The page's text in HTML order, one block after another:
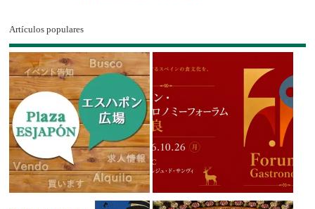
Artículos populares